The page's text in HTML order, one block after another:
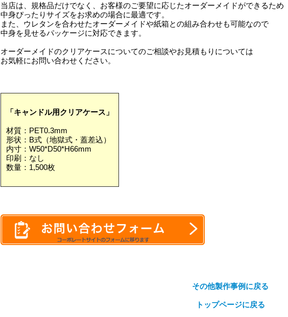
当店は、規格品だけでなく、お客様のご要望に応じたオーダーメイドができるため
中身ぴったりサイズをお求めの場合に最適です。
また、ウレタンを合わせたオーダーメイドや紙箱との組み合わせも可能なので
中身を見せるパッケージに対応できます。
オーダーメイドのクリアケースについてのご相談やお見積もりについては
お気軽にお問い合わせください。
「キャンドル用クリアケース」
材質：PET0.3mm
形状：B式（地獄式・蓋差込）
内寸：W50*D50*H66mm
印刷：なし
数量：1,500枚
その他製作事例に戻る
トップページに戻る